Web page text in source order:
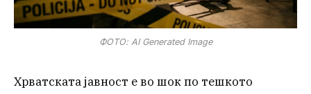
ФОТО: AI Generated Image
Хрватската јавност е во шок по тешкото